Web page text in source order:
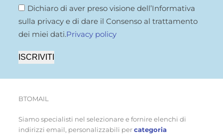
Dichiaro di aver preso visione dell’Informativa
sulla privacy e di dare il Consenso al trattamento
dei miei dati.Privacy policy
ISCRIVITI
BTOMAIL
Siamo specialisti nel selezionare e fornire elenchi di
indirizzi email, personalizzabili percategoria